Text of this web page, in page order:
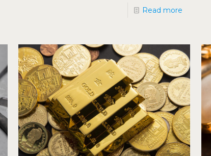
Read more